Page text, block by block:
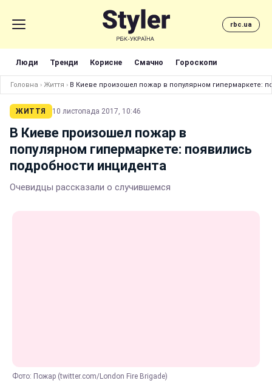
rbc.ua
Люди Тренди Корисне Смачно Гороскопи
Головна › Життя › В Киеве произошел пожар в популярном гипермаркете:
ЖИТТЯ 10 листопада 2017, 10:46
В Киеве произошел пожар в
популярном гипермаркете: появились
подробности инцидента
Очевидцы рассказали о случившемся
Фото: Пожар (twitter.com/London Fire Brigade)